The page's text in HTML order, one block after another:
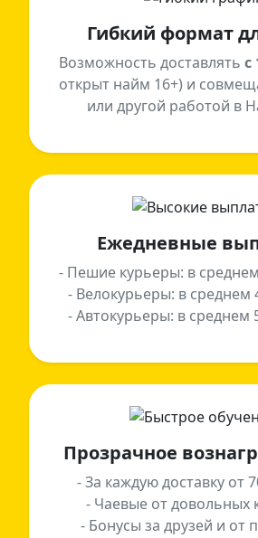
Гибкий формат
Возможность доставлять с
открыт найм 16+) и
или другой работой в
Ежедневные
- Пешие курьеры: в
- Велокурьеры: в среднем
- Автокурьеры: в среднем
Прозрачное
- За каждую доставку от
- Чаевые от довольных
- Бонусы за друзей и от